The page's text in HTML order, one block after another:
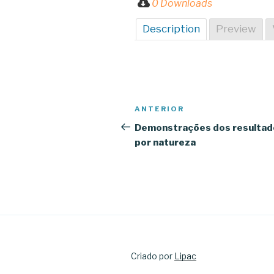
0 Downloads
Description Preview
Navegação
de
artigos
Conteúdo
anterior
ANTERIOR
Demonstrações dos
por natureza
Criado por Lipac